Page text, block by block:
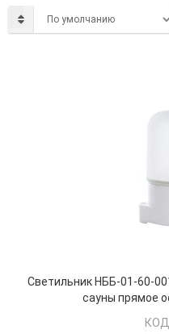
Светильник НББ-01-60-
сауны прямое